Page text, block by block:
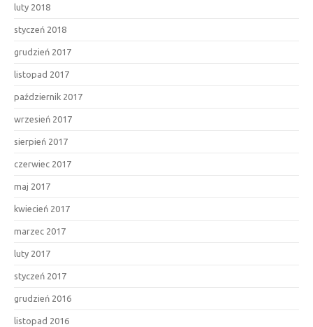
luty 2018
styczeń 2018
grudzień 2017
listopad 2017
październik 2017
wrzesień 2017
sierpień 2017
czerwiec 2017
maj 2017
kwiecień 2017
marzec 2017
luty 2017
styczeń 2017
grudzień 2016
listopad 2016